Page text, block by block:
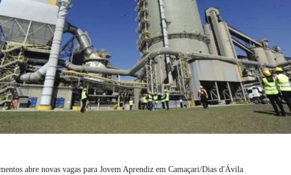
abre novas vagas para Jovem Aprendiz em Camaçari/Dias d'Ávila